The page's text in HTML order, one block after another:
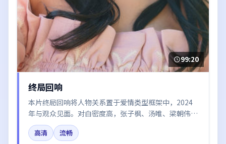
99:20
终局回响
本片终局回响将人物关系置于爱情类型框架中，2024
年与观众见面。对白密度高，张子枫、汤唯、梁朝伟的
台词节奏值得关注；整体气质偏美国都市与冷色调摄
影。
高清
流畅